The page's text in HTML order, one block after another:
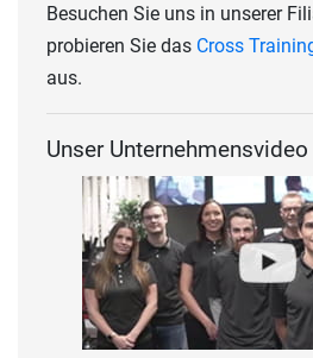
Besuchen Sie uns in unserer
probieren Sie das Cross
aus.
Unser Unternehmensvideo